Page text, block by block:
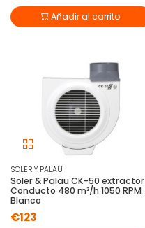
Añadir al carrito
SOLER Y PALAU
Soler & Palau CK-50 extractor
Conducto 480 m³/h 1050 RPM
Blanco
€123